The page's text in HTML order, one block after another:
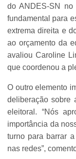
do ANDES-SN no
fundamental para
extrema direita e
ao orçamento da
avaliou Caroline
que coordenou a
O outro elemento
deliberação sobre
eleitoral. “Nós
importância da
turno para barrar
nas redes”,